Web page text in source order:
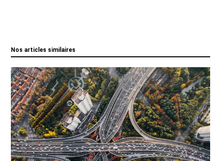
Nos articles similaires